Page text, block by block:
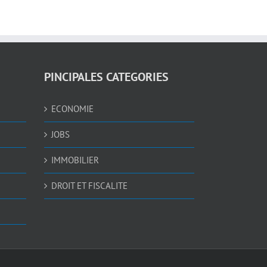
PINCIPALES CATEGORIES
ECONOMIE
JOBS
IMMOBILIER
DROIT ET FISCALITE